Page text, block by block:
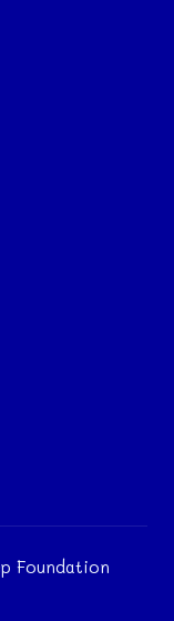
Foundation